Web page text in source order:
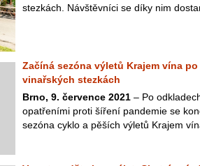
stezkách. Návštěvníci se díky nim
Začíná sezóna výletů Krajem vína
vinařských stezkách
Brno, 9. července 2021 – Po
opatřeními proti šíření pandemie se
sezóna cyklo a pěších výletů Krajem